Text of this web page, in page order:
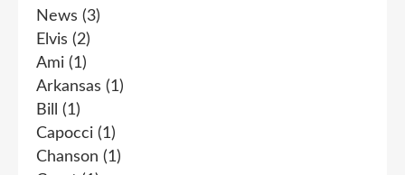
News (3)
Elvis (2)
Ami (1)
Arkansas (1)
Bill
(1)
Capocci (1)
Chanson (1)